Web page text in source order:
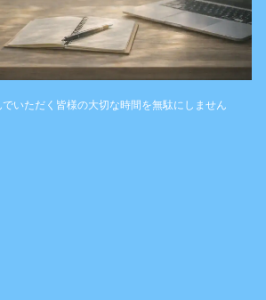
でいただく皆様の大切な時間を無駄にしません